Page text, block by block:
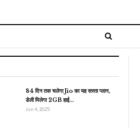
84 दिन तक चलेगा Jio का यह सस्ता प्लान,
डेली मिलेगा 2GB हाई…
Jun 4, 2025